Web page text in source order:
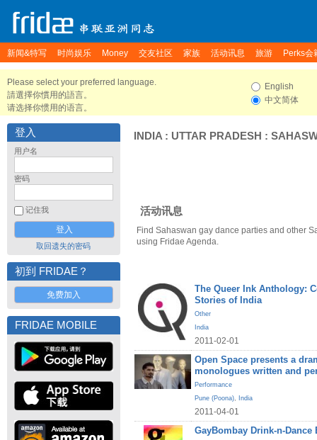
新闻&特写 时尚娱乐 Money 交友社区 家族 活动讯息 旅游 Perks会
Please select your preferred language.
請選擇你慣用的語言。
请选择你惯用的语言。
English
中文简体
登入
用户名
密码
记住我
取回遗失的密码
初到 FRIDAE？
免费加入
FRIDAE MOBILE
INDIA : UTTAR PRADESH :
活动讯息
Find Sahaswan gay dance parties and other
using Fridae Agenda.
The Queer Ink Anthology:
Stories of India
Other
India
2011-02-01
Open Space presents a
monologues written and
Performance
Pune (Poona), India
2011-04-01
GayBombay Drink-n-Dance